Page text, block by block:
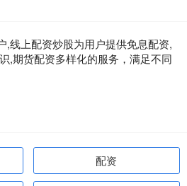
,线上配资炒股为用户提供免息配资,
,期货配资多样化的服务，满足不同
配资